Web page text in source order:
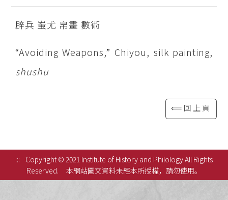
辟兵 蚩尤 帛畫 數術
“Avoiding Weapons,” Chiyou, silk painting,
shushu
⟸回上頁
:::
Copyright © 2021 Institute of History and Philology All Rights
Reserved.
本網站圖文資料未經本所授權，請勿使用。